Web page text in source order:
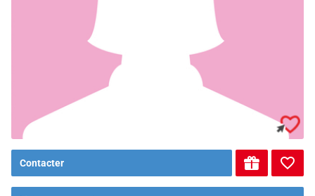
Contacter